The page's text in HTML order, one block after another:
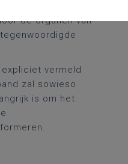
de organen van
vermeld
zal sowieso
is om het